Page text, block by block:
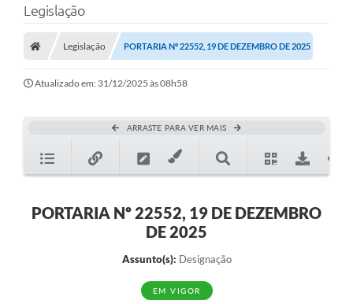
Legislação
Legislação PORTARIA Nº 22552, 19 DE DEZEMBRO DE 2025
Atualizado em: 31/12/2025 às 08h58
ARRASTE PARA VER MAIS
PORTARIA Nº 22552, 19 DE DEZEMBRO
DE 2025
Assunto(s): Designação
EM VIGOR